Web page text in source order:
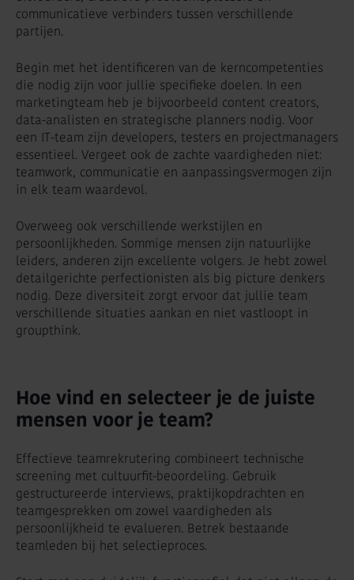
communicatieve verbinders tussen verschillende
partijen.
Begin met het identificeren van de kerncompetenties
die nodig zijn voor jullie specifieke doelen. In een
marketingteam heb je bijvoorbeeld content creators,
data-analisten en strategische planners nodig. Voor
een IT-team zijn developers, testers en projectmanagers
essentieel. Vergeet ook de zachte vaardigheden niet:
teamwork, communicatie en aanpassingsvermogen zijn
in elk team waardevol.
Overweeg ook verschillende werkstijlen en
persoonlijkheden. Sommige mensen zijn natuurlijke
leiders, anderen zijn excellente volgers. Je hebt zowel
detailgerichte perfectionisten als big picture denkers
nodig. Deze diversiteit zorgt ervoor dat jullie team
verschillende situaties aankan en niet vastloopt in
groupthink.
Hoe vind en selecteer je de juiste
mensen voor je team?
Effectieve teamrekrutering combineert technische
screening met cultuurfit-beoordeling. Gebruik
gestructureerde interviews, praktijkopdrachten en
teamgesprekken om zowel vaardigheden als
persoonlijkheid te evalueren. Betrek bestaande
teamleden bij het selectieproces.